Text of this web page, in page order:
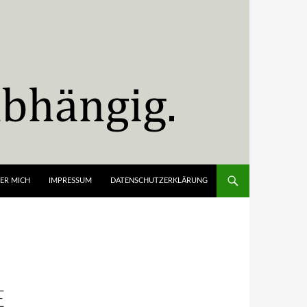
MICH IMPRESSUM DATENSCHUTZERKLÄRUNG